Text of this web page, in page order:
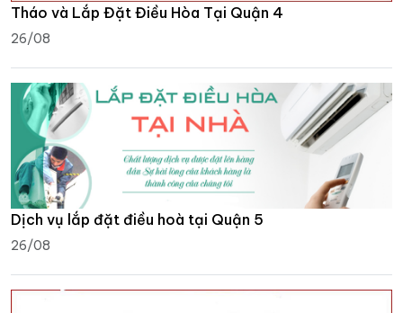
Tháo và Lắp Đặt Điều Hòa Tại Quận 4
26/08
Dịch vụ lắp đặt điều hoà tại Quận 5
26/08